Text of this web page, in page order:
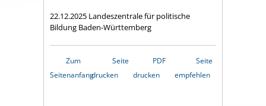
22.12.2025 Landeszentrale für politische
Bildung Baden-Württemberg
Zum
Seitenanfang
Seite
drucken
PDF
drucken
Seite
empfehlen